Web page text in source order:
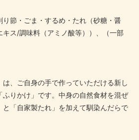
り節・ごま・するめ・たれ（砂糖・醤
ス/調味料（アミノ酸等））、（一部
は、ご自身の手で作っていただける新し
ふりかけ」です。中身の自然食材を混ぜ
「自家製たれ」を加えて馴染んだらで